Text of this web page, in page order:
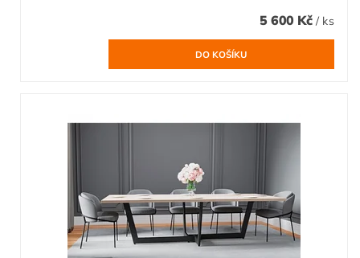
5 600 Kč / ks